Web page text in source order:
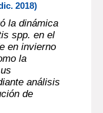
2018)
la dinámica
spp. en el
en invierno
la
análisis
de